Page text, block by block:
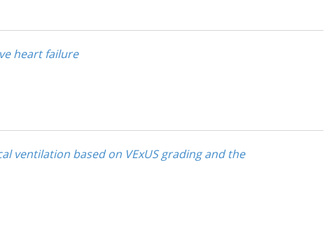
heart failure
ventilation based on VExUS grading and the